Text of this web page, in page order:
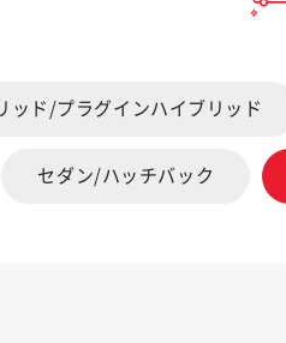
ッド/プラグインハイブリッド
セダン/ハッチバック